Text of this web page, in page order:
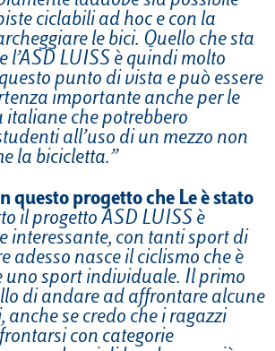
ciclabili ad hoc e con la
le bici. Quello che sta
l’ASD LUISS è quindi molto
punto di vista e può essere
importante anche per le
che potrebbero
all’uso di un mezzo non
la bicicletta.”
questo progetto che Le è stato
il progetto ASD LUISS è
interessante, con tanti sport di
adesso nasce il ciclismo che è
uno sport individuale. Il primo
di andare ad affrontare alcune
se credo che i ragazzi
con categorie